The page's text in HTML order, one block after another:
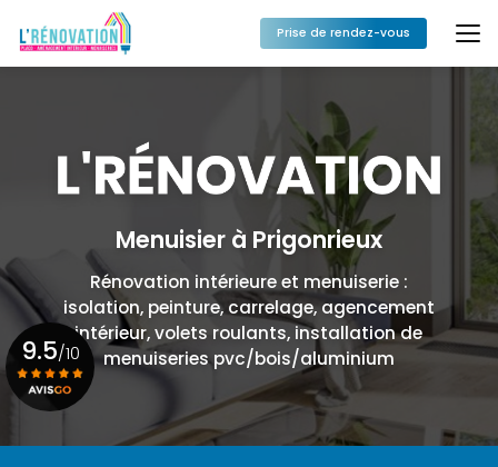
au
contenu
principal
Prise de rendez-vous
Menuisier à Prigonrieux
Rénovation intérieure et menuiserie :
isolation, peinture, carrelage, agencement
intérieur, volets roulants, installation de
menuiseries pvc/bois/aluminium
9.5/10